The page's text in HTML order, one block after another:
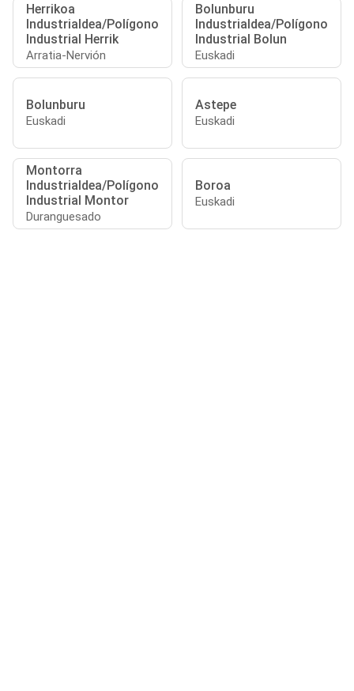
Herrikoa
Industrialdea/Polígono
Industrial Herrik
Arratia-Nervión
Bolunburu
Industrialdea/Polígono
Industrial Bolun
Euskadi
Bolunburu
Euskadi
Astepe
Euskadi
Montorra
Industrialdea/Polígono
Industrial Montor
Duranguesado
Boroa
Euskadi